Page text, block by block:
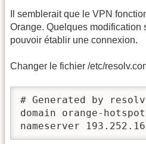
Il semblerait que le VPN
Orange. Quelques modification
pouvoir établir une connexion.
Changer le fichier /etc/
# Generated by
domain orange-
nameserver